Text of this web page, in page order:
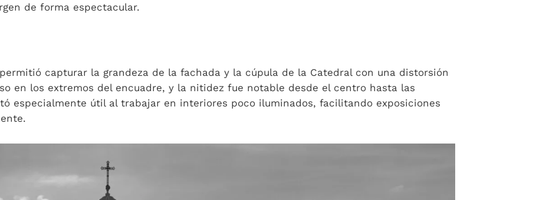
de forma espectacular.
capturar la grandeza de la fachada y la cúpula de la Catedral con una distorsión
en los extremos del encuadre, y la nitidez fue notable desde el centro hasta las
especialmente útil al trabajar en interiores poco iluminados, facilitando exposiciones